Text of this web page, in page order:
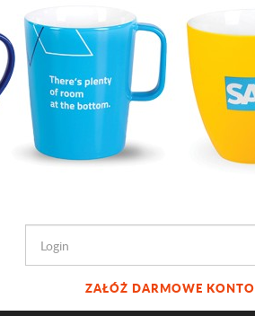
ZAŁÓŻ DARMOWE KONTO